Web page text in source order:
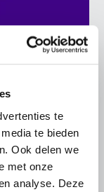
te
te bieden
Ook delen we
met onze
analyse. Deze
tegen